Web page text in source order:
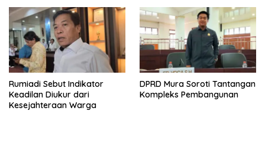
Rumiadi Sebut Indikator
Keadilan Diukur dari
Kesejahteraan Warga
DPRD Mura Soroti Tantangan
Kompleks Pembangunan